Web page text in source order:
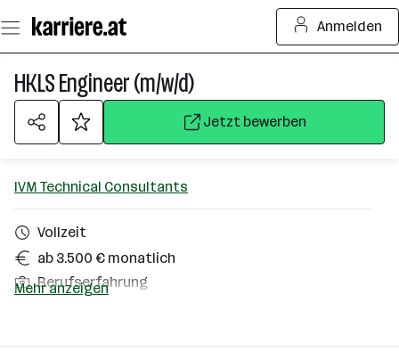
Seiteninhalt
springen
Anmelden
HKLS Engineer (m/w/d)
Jetzt bewerben
IVM Technical Consultants
Vollzeit
ab 3.500 € monatlich
Berufserfahrung
Mehr anzeigen